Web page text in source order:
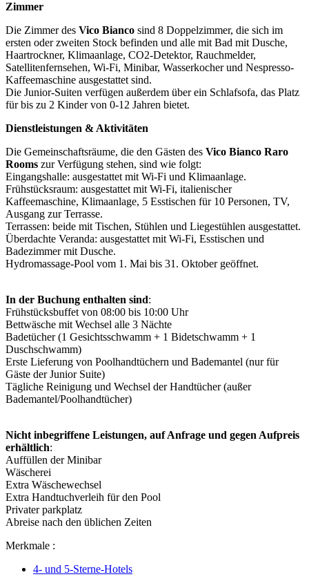
Zimmer
Die Zimmer des Vico Bianco sind 8 Doppelzimmer, die sich im
ersten oder zweiten Stock befinden und alle mit Bad mit Dusche,
Haartrockner, Klimaanlage, CO2-Detektor, Rauchmelder,
Satellitenfernsehen, Wi-Fi, Minibar, Wasserkocher und Nespresso-
Kaffeemaschine ausgestattet sind.
Die Junior-Suiten verfügen außerdem über ein Schlafsofa, das Platz
für bis zu 2 Kinder von 0-12 Jahren bietet.
Dienstleistungen & Aktivitäten
Die Gemeinschaftsräume, die den Gästen des Vico Bianco Raro
Rooms zur Verfügung stehen, sind wie folgt:
Eingangshalle: ausgestattet mit Wi-Fi und Klimaanlage.
Frühstücksraum: ausgestattet mit Wi-Fi, italienischer
Kaffeemaschine, Klimaanlage, 5 Esstischen für 10 Personen, TV,
Ausgang zur Terrasse.
Terrassen: beide mit Tischen, Stühlen und Liegestühlen ausgestattet.
Überdachte Veranda: ausgestattet mit Wi-Fi, Esstischen und
Badezimmer mit Dusche.
Hydromassage-Pool vom 1. Mai bis 31. Oktober geöffnet.
In der Buchung enthalten sind:
Frühstücksbuffet von 08:00 bis 10:00 Uhr
Bettwäsche mit Wechsel alle 3 Nächte
Badetücher (1 Gesichtsschwamm + 1 Bidetschwamm + 1
Duschschwamm)
Erste Lieferung von Poolhandtüchern und Bademantel (nur für
Gäste der Junior Suite)
Tägliche Reinigung und Wechsel der Handtücher (außer
Bademantel/Poolhandtücher)
Nicht inbegriffene Leistungen, auf Anfrage und gegen Aufpreis
erhältlich:
Auffüllen der Minibar
Wäscherei
Extra Wäschewechsel
Extra Handtuchverleih für den Pool
Privater parkplatz
Abreise nach den üblichen Zeiten
Merkmale :
4- und 5-Sterne-Hotels